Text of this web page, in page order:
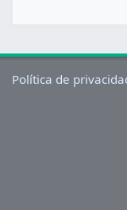
Política de